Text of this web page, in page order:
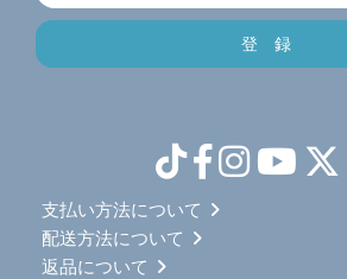
支払い方法について
配送方法について
返品について